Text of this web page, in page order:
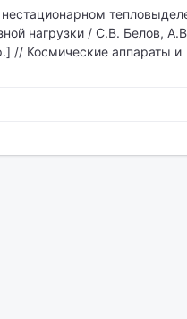
нагрузки / С.В. Белов,
// Космические аппараты и